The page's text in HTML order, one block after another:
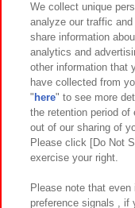
イベント・キャン
関連会社
プライバシーポリシー
お取引先さま
カスタマーハラスメント
We collect unique
analyze our traffic
share information
analytics and
other information that
have collected from
" here" to see more
the retention period
out of our sharing of
Please click [Do Not
exercise your right.
Please note that
preference signals , if